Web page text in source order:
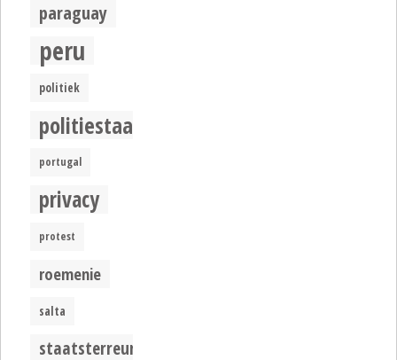
paraguay
peru
politiek
politiestaat
portugal
privacy
protest
roemenie
salta
staatsterreur